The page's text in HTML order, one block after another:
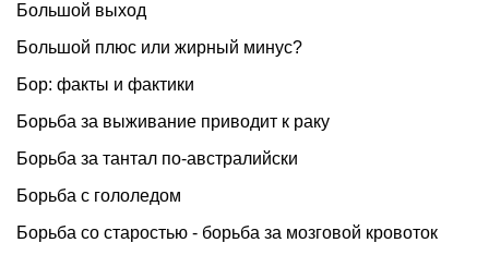
Большой выход
Большой плюс или жирный минус?
Бор: факты и фактики
Борьба за выживание приводит к раку
Борьба за тантал по-австралийски
Борьба с гололедом
Борьба со старостью - борьба за мозговой кровоток